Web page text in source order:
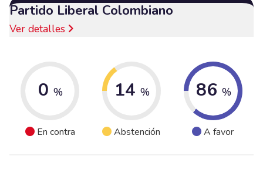
Partido Liberal Colombiano
Ver detalles
0 %
En contra
14 %
Abstención
86 %
A favor